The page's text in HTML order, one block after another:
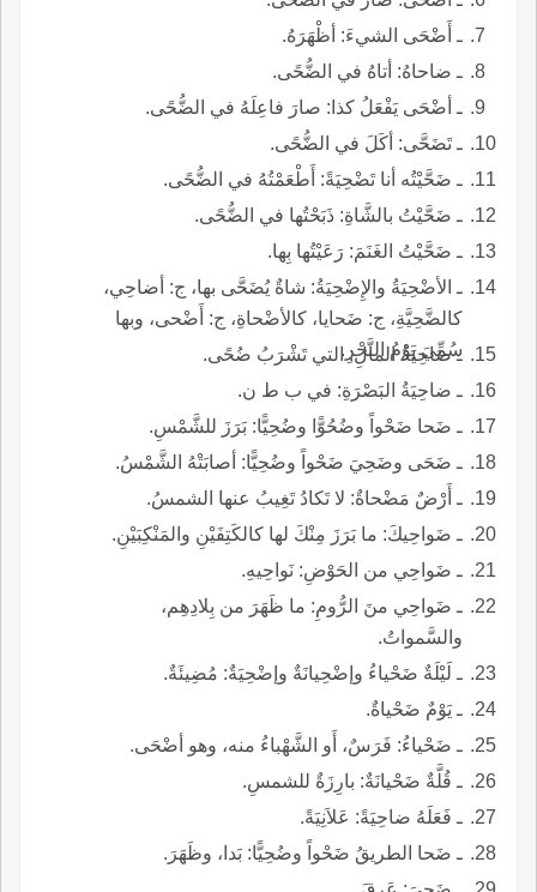
ـ أَضْحَى الشيءَ: أظْهَرَهُ.
ـ ضاحاهُ: أتاهُ في الضُّحًى.
ـ أضْحَى يَفْعَلُ كذا: صارَ فاعِلَهُ في الضُّحًى.
ـ تَضَحَّى: أكَلَ في الضُّحًى.
ـ ضَحَّيْتُه أنا تَضْحِيَةً: أَطْعَمْتُهُ في الضُّحًى.
ـ ضَحَّيْتُ بالشَّاةِ: ذَبَحْتُها في الضُّحًى.
ـ ضَحَّيْتُ الغَنَمَ: رَعَيْتُها بِها.
ـ الأضْحِيَةُ والإِضْحِيَةُ: شاةٌ يُضَحَّى بها، ج: أضاحِي،
كالضَّحِيَّةِ، ج: ضَحايا، كالأضْحاةِ، ج: أَضْحى، وبها
سُمِّيَ يَوْمُ النَّحْرِ.
ـ ضَاحِيَةُ المالِ: التي تَشْرَبُ ضُحًى.
ـ ضاحِيَةُ البَصْرَةِ: في ب ط ن.
ـ ضَحا ضَحْواً وضُحُوًّا وضُحِيًّا: بَرَزَ للشَّمْسِ.
ـ ضَحَى وضَحِيَ ضَحْواً وضُحِيًّا: أصابَتْهُ الشَّمْسُ.
ـ أَرْضٌ مَضْحاةٌ: لا تَكادُ تَغِيبُ عنها الشمسُ.
ـ ضَواحِيكَ: ما بَرَزَ مِنْكَ لها كالكَتِفَيْنِ والمَنْكِبَيْنِ.
ـ ضَواحِي من الحَوْضِ: نَواحِيهِ.
ـ ضَواحِي منَ الرُّومِ: ما ظَهَرَ من بِلادِهِم،
والسَّمواتُ.
ـ لَيْلَةٌ ضَحْياءُ وإضْحِيانَةٌ وإضْحِيَةٌ: مُضِيئَةٌ.
ـ يَوْمٌ ضَحْياةٌ.
ـ ضَحْياءُ: فَرَسٌ، أَو الشَّهْباءُ منه، وهو أضْحَى.
ـ قُلَّةٌ ضَحْيانَةٌ: بارِزَةٌ للشمسِ.
ـ فَعَلَهُ ضاحِيَةً: عَلاَنِيَةً.
ـ ضَحا الطريقُ ضَحْواً وضُحِيًّا: بَدا، وظَهَرَ.